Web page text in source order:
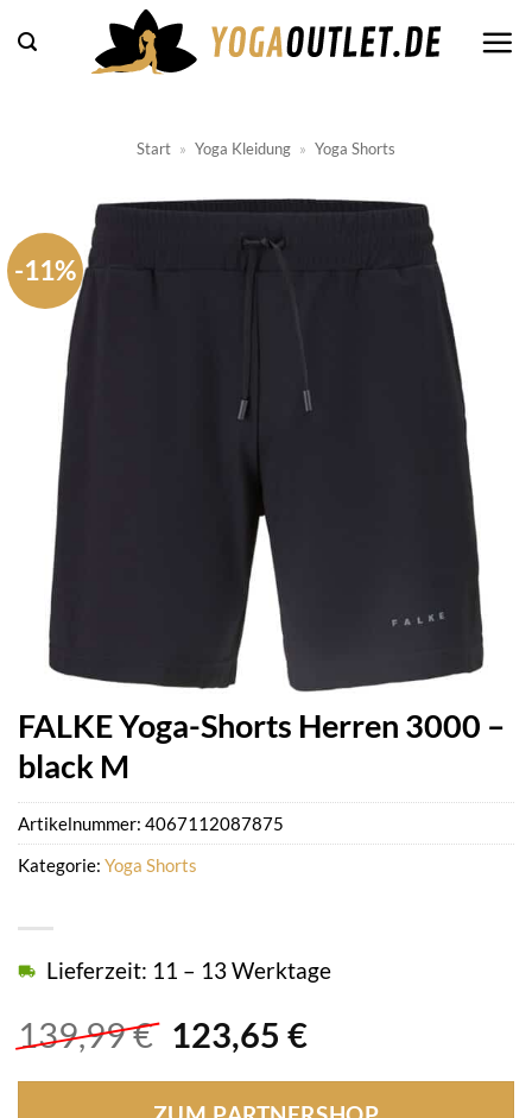
Inhalt
Start » Yoga Kleidung » Yoga Shorts
-11%
FALKE Yoga-Shorts Herren 3000 –
black M
139,99€ Ursprünglicher
war:
123,65 €Aktueller
ist:
Lieferzeit: 11 – 13 Werktage
Artikelnummer: 4067112087875
Kategorie: Yoga Shorts